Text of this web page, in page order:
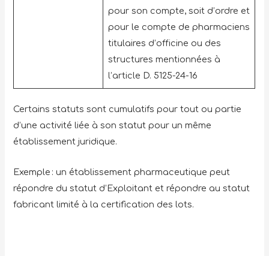
pour son compte, soit d’ordre et
pour le compte de pharmaciens
titulaires d’officine ou des
structures mentionnées à
l’article D. 5125-24-16
Certains statuts sont cumulatifs pour tout ou partie
d’une activité liée à son statut pour un même
établissement juridique.
Exemple : un établissement pharmaceutique peut
répondre du statut d’Exploitant et répondre au statut
fabricant limité à la certification des lots.